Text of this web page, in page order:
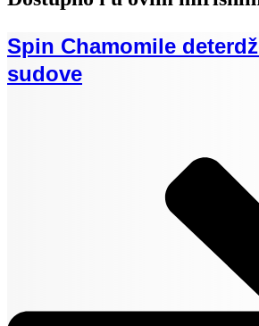
Spin Chamomile
sudove